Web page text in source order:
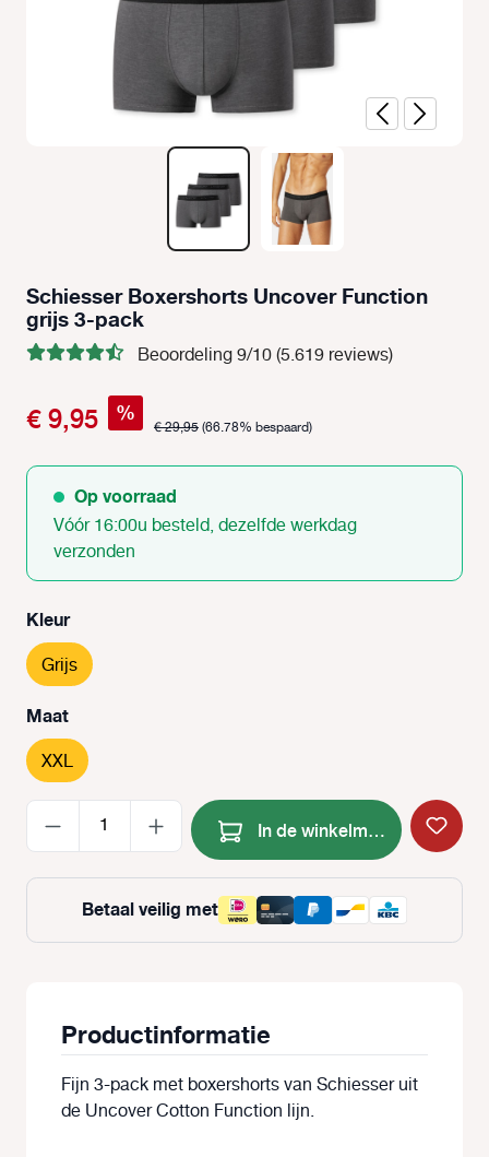
Schiesser Boxershorts Uncover Function
grijs 3-pack
Beoordeling 9/10 (5.619 reviews)
€ 9,95 % € 29,95(66.78% bespaard)
Op voorraad
Vóór 16:00u besteld, dezelfde werkdag
verzonden
Selecteer
Kleur
Grijs
Selecteer
Maat
XXL
Producthoeveelheid: Voer
In de winkelmand
Betaal veilig met
Productinformatie
Fijn 3-pack met boxershorts van Schiesser uit
de Uncover Cotton Function lijn.